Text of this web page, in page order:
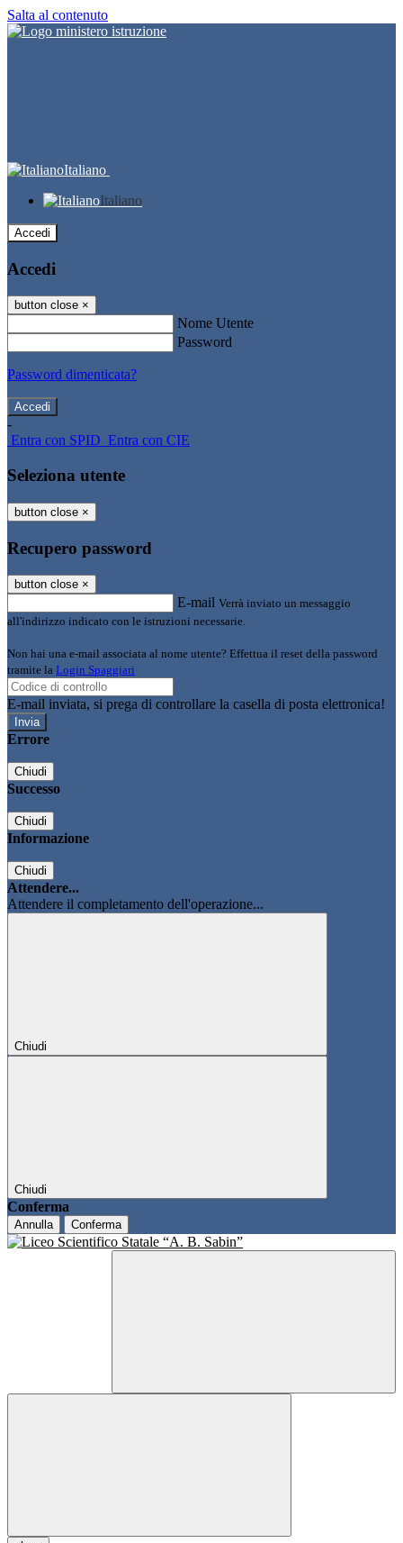
Salta al contenuto
Italiano
Italiano
Accedi
Accedi
button close ×
Nome Utente
Password
Password dimenticata?
-
Entra con SPID Entra con CIE
Seleziona utente
button close ×
Recupero password
button close ×
E-mail Verrà inviato un messaggio
all'indirizzo indicato con le istruzioni necessarie.
Non hai una e-mail associata al nome utente? Effettua il reset della password
tramite la Login Spaggiari
E-mail inviata, si prega di controllare la casella di posta elettronica!
Errore
Chiudi
Successo
Chiudi
Informazione
Chiudi
Attendere...
Attendere il completamento dell'operazione...
Chiudi
Chiudi
Conferma
Annulla Conferma